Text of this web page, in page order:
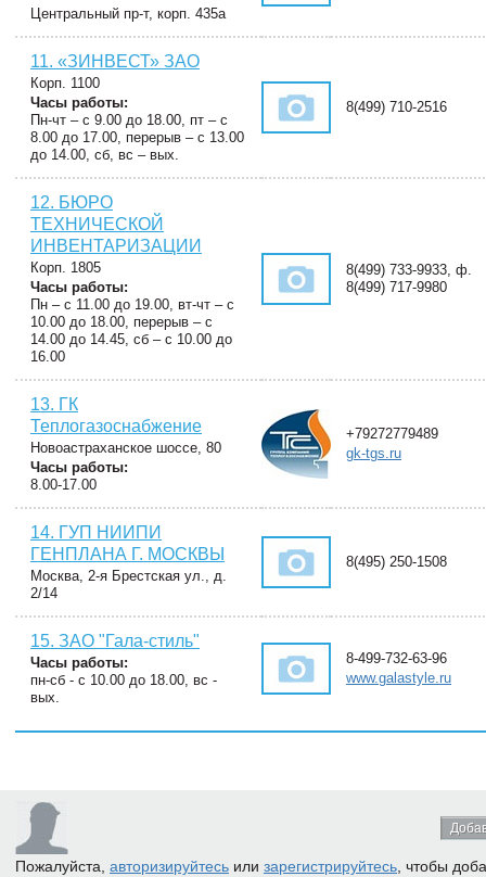
Центральный пр-т, корп. 435а
11. «ЗИНВЕСТ» ЗАО
Корп. 1100
Часы работы:
Пн-чт – с 9.00 до 18.00, пт – с
8.00 до 17.00, перерыв – с 13.00
до 14.00, сб, вс – вых.
8(499) 710-2516
12. БЮРО
ТЕХНИЧЕСКОЙ
ИНВЕНТАРИЗАЦИИ
Корп. 1805
Часы работы:
Пн – с 11.00 до 19.00, вт-чт – с
10.00 до 18.00, перерыв – с
14.00 до 14.45, сб – с 10.00 до
16.00
8(499) 733-9933, ф.
8(499) 717-9980
13. ГК
Теплогазоснабжение
Новоастраханское шоссе, 80
Часы работы:
8.00-17.00
+79272779489
gk-tgs.ru
14. ГУП НИИПИ
ГЕНПЛАНА Г. МОСКВЫ
Москва, 2-я Брестская ул., д.
2/14
8(495) 250-1508
15. ЗАО "Гала-стиль"
Часы работы:
пн-сб - с 10.00 до 18.00, вс -
вых.
8-499-732-63-96
www.galastyle.ru
Пожалуйста, авторизируйтесь или зарегистрируйтесь , чтобы